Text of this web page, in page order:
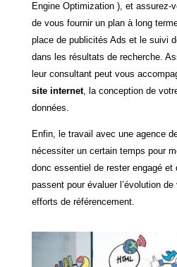
Engine Optimization ), et assurez-
de vous fournir un plan à long
place de publicités Ads et le suivi
dans les résultats de recherche.
leur consultant peut vous
site internet, la conception de
données.
Enfin, le travail avec une agence
nécessiter un certain temps pour
donc essentiel de rester engagé et
passent pour évaluer l’évolution
efforts de référencement.